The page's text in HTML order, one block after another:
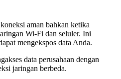
aman bahkan ketika
Wi-Fi dan seluler. Ini
mengekspos data Anda.
data perusahaan dengan
jaringan berbeda.